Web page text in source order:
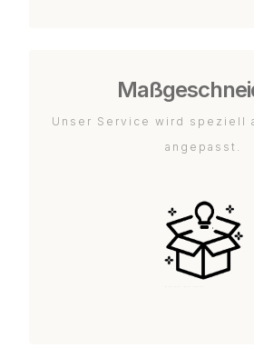
Unser Service wird speziell
angepasst.